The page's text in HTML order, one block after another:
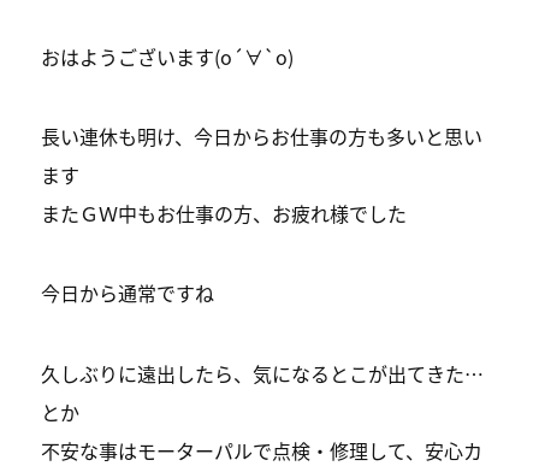
おはようございます(о´∀`о)
長い連休も明け、今日からお仕事の方も多いと思い
ます
またＧＷ中もお仕事の方、お疲れ様でした
今日から通常ですね
久しぶりに遠出したら、気になるとこが出てきた…
とか
不安な事はモーターパルで点検・修理して、安心カ